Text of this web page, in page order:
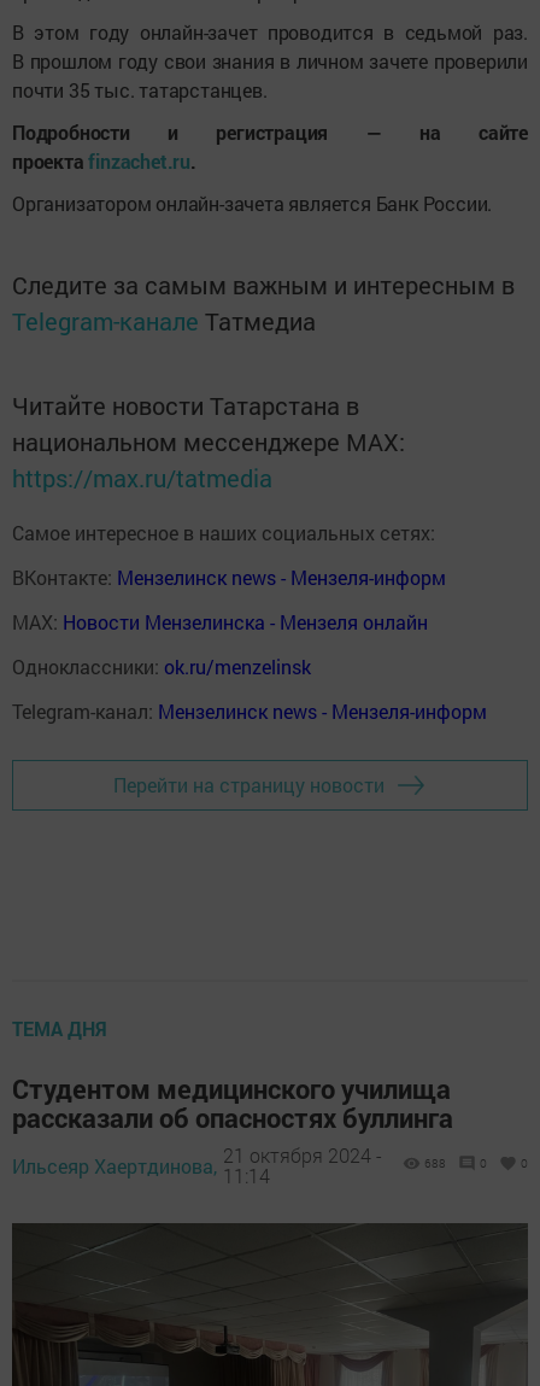
В этом году онлайн-зачет проводится в седьмой раз.
В прошлом году свои знания в личном зачете проверили
почти 35 тыс. татарстанцев.
Подробности и регистрация — на сайте
проектаfinzachet.ru.
Организатором онлайн-зачета является Банк России.
Следите за самым важным и интересным в
Telegram-канале Татмедиа
Читайте новости Татарстана в
национальном мессенджере MАХ:
https://max.ru/tatmedia
Самое интересное в наших социальных сетях:
ВКонтакте: Мензелинск news - Мензеля-информ
MAX: Новости Мензелинска - Мензеля онлайн
Одноклассники: ok.ru/menzelinsk
Telegram-канал: Мензелинск news - Мензеля-информ
Перейти на страницу новости
ТЕМА ДНЯ
Студентом медицинского училища
рассказали об опасностях буллинга
Ильсеяр Хаертдинова, 21 октября 2024 -
11:14
688 0 0